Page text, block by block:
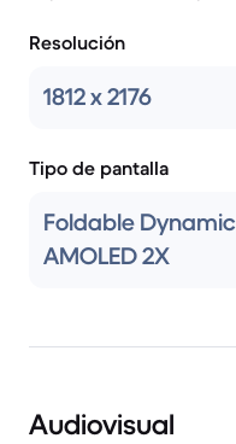
Resolución
1812 x 2176
Tipo de pantalla
Foldable Dynamic
AMOLED 2X
Audiovisual